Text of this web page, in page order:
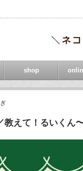
shop
教えて！るいくん